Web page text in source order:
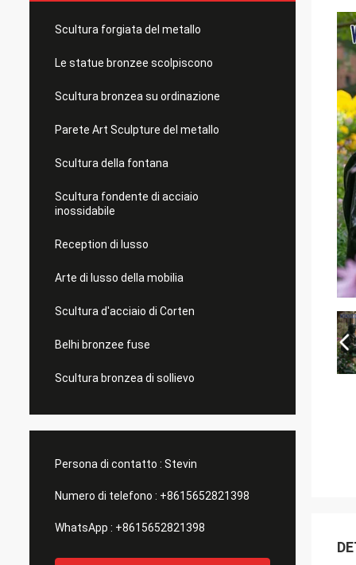
Scultura forgiata del metallo
Le statue bronzee scolpiscono
Scultura bronzea su ordinazione
Parete Art Sculpture del metallo
Scultura della fontana
Scultura fondente di acciaio
inossidabile
Reception di lusso
Arte di lusso della mobilia
Scultura d'acciaio di Corten
Belhi bronzee fuse
Scultura bronzea di sollievo
Persona di contatto : Stevin
Numero di telefono : +8615652821398
WhatsApp : +8615652821398